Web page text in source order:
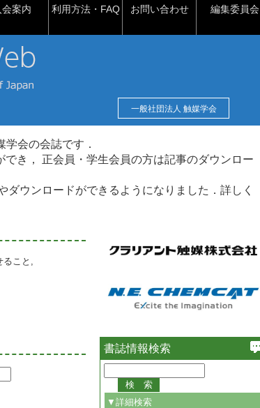
会案内 利用方法・FAQ お問い合わせ 編集委員会
一般社団法人 触媒学会
会の会誌です．
き， 正会員・学生会員の方は記事のダウンロー
ウンロードができるようになりました．詳しく
ること,
書誌情報検索
▼詳細検索